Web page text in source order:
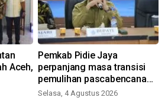
Aceh,
Pemkab Pidie Jaya
perpanjang masa transisi
pemulihan pascabencana
hidrometeorologi
Selasa, 4 Agustus 2026